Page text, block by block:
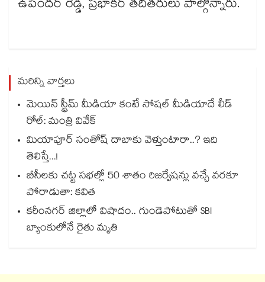
ఉపేందర్ రెడ్డి, ప్రభాకర్ తదితరులు పాల్గొన్నారు.
మరిన్ని వార్తలు
మెయిన్ స్ట్రీమ్ మీడియా కంటే సోషల్ మీడియాదే లీడ్
రోల్: మంత్రి వివేక్
మియాపూర్ సంతోష్ దాబాకు వెళ్తుంటారా..? ఇది
తెలిస్తే...!
బీసీలకు చట్ట సభల్లో 50 శాతం రిజర్వేషన్లు వచ్చే వరకూ
పోరాడుతా: కవిత
కరీంనగర్ జిల్లాలో విషాదం.. గుండెపోటుతో SBI
బ్యాంకులోనే రైతు మృతి